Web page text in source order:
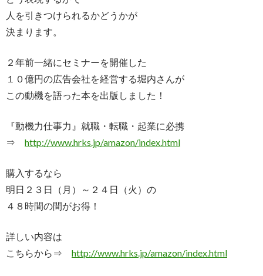
人を引きつけられるかどうかが
決まります。
２年前一緒にセミナーを開催した
１０億円の広告会社を経営する堀内さんが
この動機を語った本を出版しました！
『動機力仕事力』就職・転職・起業に必携
⇒ http://www.hrks.jp/amazon/index.html
購入するなら
明日２３日（月）～２４日（火）の
４８時間の間がお得！
詳しい内容は
こちらから⇒ http://www.hrks.jp/amazon/index.html